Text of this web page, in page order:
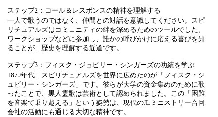
ステップ2：コール＆レスポンスの精神を理解する
一人で歌うのではなく、仲間との対話を意識してください。スピ
リチュアルズはコミュニティの絆を深めるためのツールでした。
ワークショップなどに参加し、誰かの呼びかけに応える喜びを知
ることが、歴史を理解する近道です。
ステップ3：フィスク・ジュビリー・シンガーズの功績を学ぶ
1870年代、スピリチュアルズを世界に広めたのが「フィスク・ジ
ュビリー・シンガーズ」です。彼らが大学の資金集めのために歌
ったことで、黒人霊歌は芸術として認められました。この「困難
を音楽で乗り越える」という姿勢は、現代のJLミニストリー合同
会社の活動にも通じる大切な精神です。